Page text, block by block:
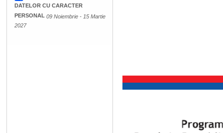
DATELOR CU CARACTER
PERSONAL 09 Noiembrie - 15 Martie
2027